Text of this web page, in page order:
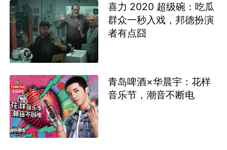
喜力 2020 超级碗：吃瓜
群众一秒入戏，邦德扮演
者有点囧
青岛啤酒×华晨宇：花样
音乐节，潮音不断电